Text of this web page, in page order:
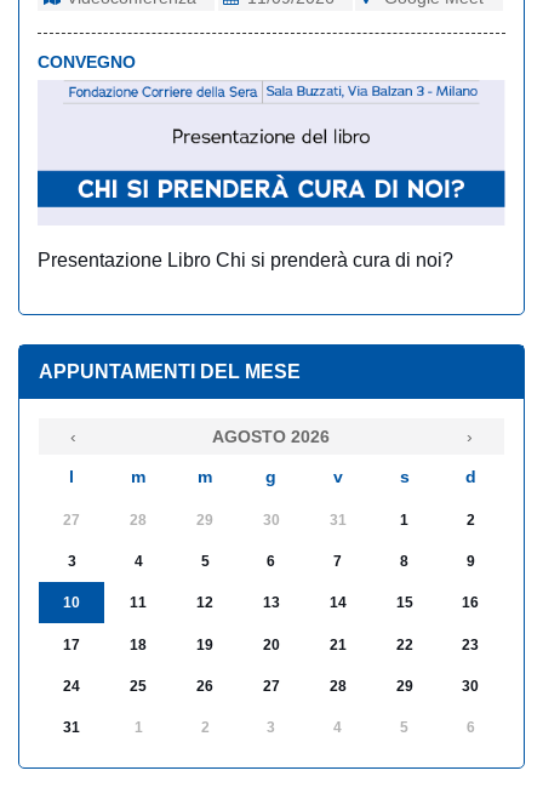
CONVEGNO
Presentazione Libro Chi si prenderà cura di noi?
APPUNTAMENTI DEL MESE
‹ AGOSTO 2026 ›
l m m g v s d
27 28 29 30 31 1 2
3 4 5 6 7 8 9
10 11 12 13 14 15 16
17 18 19 20 21 22 23
24 25 26 27 28 29 30
31 1 2 3 4 5 6